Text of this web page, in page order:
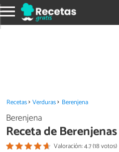
Recetas Verduras Berenjena
Berenjena
Receta de
Valoración: 4.7 (18 votos)